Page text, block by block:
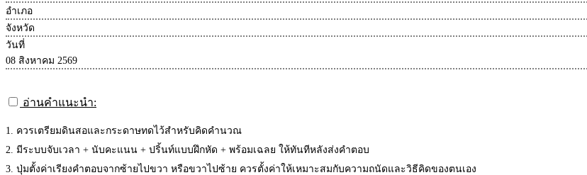
อำเภอ
จังหวัด
วันที่
08 สิงหาคม 2569
อ่านคำแนะนำ:
1. ควรเตรียมดินสอและกระดาษทดไว้สำหรับคิดคำนวณ
2. มีระบบจับเวลา + นับคะแนน + ปริ้นท์แบบฝึกหัด + พร้อมเฉลย ให้ทันทีหลังส่งคำตอบ
3. ปุ่มตั้งค่าเรียงคำตอบจากซ้ายไปขวา หรือขวาไปซ้าย ควรตั้งค่าให้เหมาะสมกับความถนัดและวิธีคิดของตนเอง